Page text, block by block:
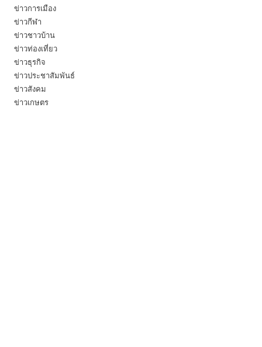
ข่าวการเมือง
ข่าวกีฬา
ข่าวชาวบ้าน
ข่าวท่องเที่ยว
ข่าวธุรกิจ
ข่าวประชาสัมพันธ์
ข่าวสังคม
ข่าวเกษตร